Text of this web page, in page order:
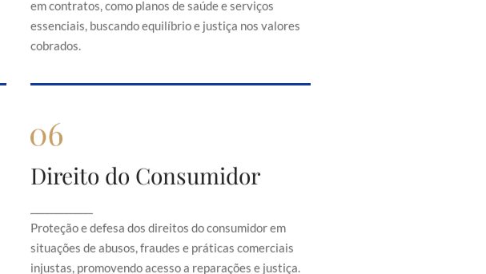
em contratos, como planos de saúde e serviços
essenciais, buscando equilíbrio e justiça nos valores
cobrados.
justiça nos valores cobrados.
Direito do Consumidor
Proteção e defesa dos direitos do consumidor em
situações de abusos, fraudes e práticas comerciais
injustas, promovendo acesso a reparações e justiça.
Direito do Consumidor
comerciais injustas, promovendo acesso a